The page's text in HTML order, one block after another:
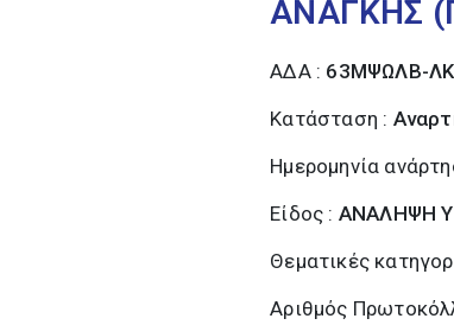
ΑΝΑΓΚΗΣ
ΑΔΑ : 63ΜΨΩΛΒ-
Κατάσταση :
Ημερομηνία
Είδος : ΑΝΑΛΗΨΗ
Θεματικές
Αριθμός